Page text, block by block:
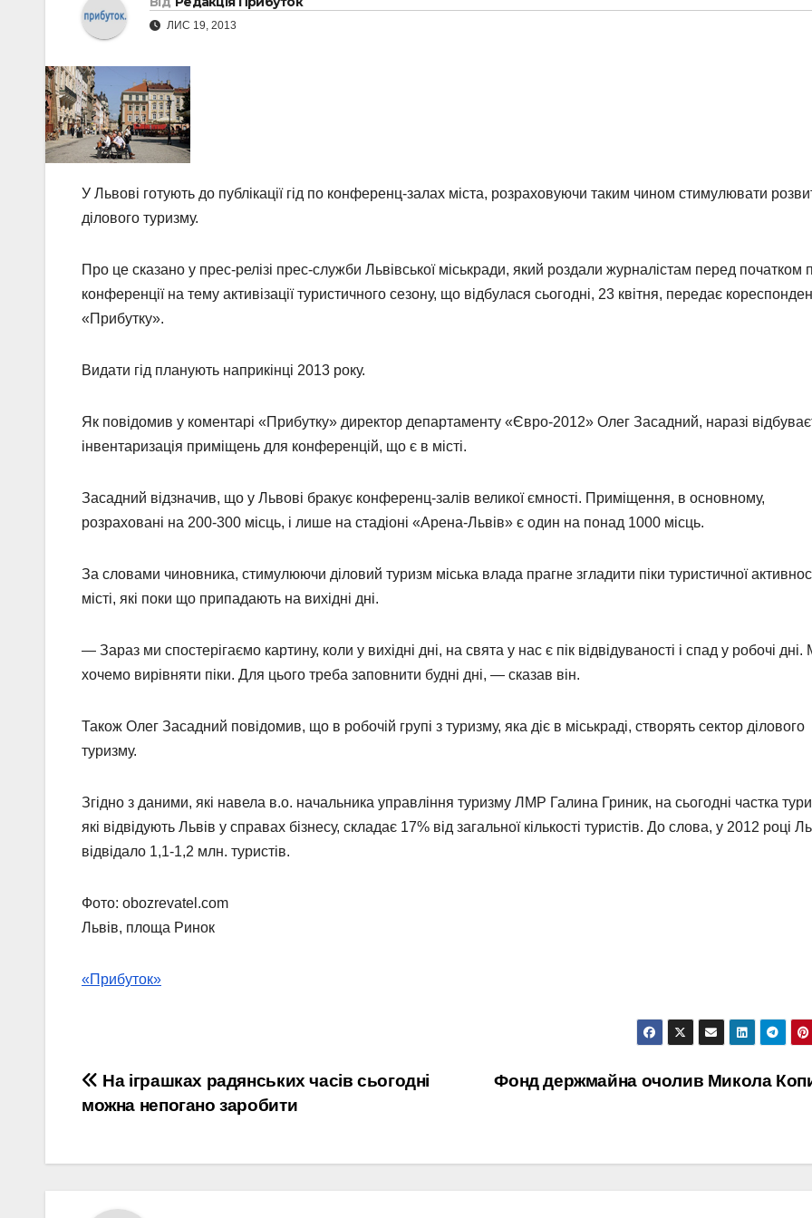
ЛИС 19, 2013
У Львові готують до публікації гід по конференц-залах міста, розраховуючи таким чином стимулювати
ділового туризму.
Про це сказано у прес-релізі прес-служби Львівської міськради, який роздали журналістам перед початком
конференції на тему активізації туристичного сезону, що відбулася сьогодні, 23 квітня, передає
«Прибутку».
Видати гід планують наприкінці 2013 року.
Як повідомив у коментарі «Прибутку» директор департаменту «Євро-2012» Олег Засадний, наразі
інвентаризація приміщень для конференцій, що є в місті.
Засадний відзначив, що у Львові бракує конференц-залів великої ємності. Приміщення, в основному,
розраховані на 200-300 місць, і лише на стадіоні «Арена-Львів» є один на понад 1000 місць.
За словами чиновника, стимулюючи діловий туризм міська влада прагне згладити піки туристичної
місті, які поки що припадають на вихідні дні.
— Зараз ми спостерігаємо картину, коли у вихідні дні, на свята у нас є пік відвідуваності і спад у робочі дні.
хочемо вирівняти піки. Для цього треба заповнити будні дні, — сказав він.
Також Олег Засадний повідомив, що в робочій групі з туризму, яка діє в міськраді, створять сектор ділового
туризму.
Згідно з даними, які навела в.о. начальника управління туризму ЛМР Галина Гриник, на сьогодні частка
які відвідують Львів у справах бізнесу, складає 17% від загальної кількості туристів. До слова, у 2012 році
відвідало 1,1-1,2 млн. туристів.
Фото: obozrevatel.com
Львів, площа Ринок
«Прибуток»
Навігація
Фонд держмайна очолив Микола
На іграшках радянських часів сьогодні
можна непогано заробити